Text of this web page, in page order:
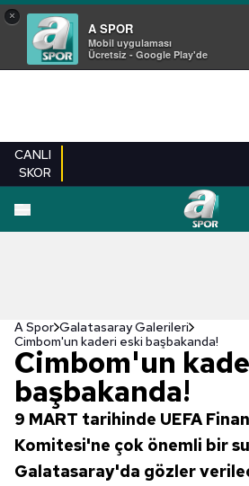
×
A SPOR
Mobil uygulaması
Ücretsiz - Google Play'de
CANLI
SKOR
EN YENILER
A Spor Galatasaray Galerileri
Cimbom'un kaderi eski başbakanda!
Cimbom'un
başbakanda!
9 MART tarihinde UEFA
Komitesi'ne çok önemli bir
Galatasaray'da gözler